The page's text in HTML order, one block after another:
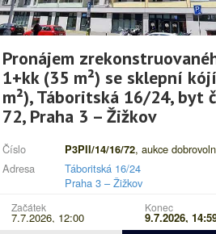
Pronájem
1+kk (35 m²) se sklepní
m²), Táboritská 16/24, byt
72, Praha 3 – Žižkov
Číslo P3PII/14/16/72, aukce
Adresa
Táboritská 16/24
Praha 3 – Žižkov
Popis
Aukce pronájmu bytu z
Městské části Praha 3.
Začátek
7.7.2026, 12:00
Konec
9.7.2026,